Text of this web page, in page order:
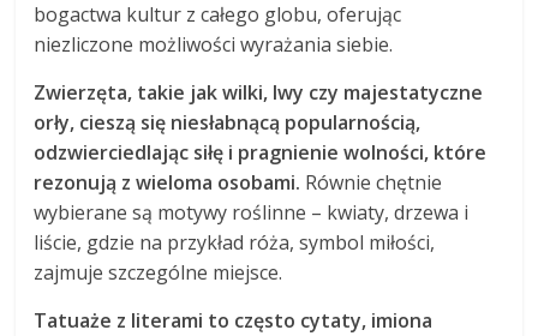
bogactwa kultur z całego globu, oferując
niezliczone możliwości wyrażania siebie.
Zwierzęta, takie jak wilki, lwy czy majestatyczne
orły, cieszą się niesłabnącą popularnością,
odzwierciedlając siłę i pragnienie wolności, które
rezonują z wieloma osobami. Równie chętnie
wybierane są motywy roślinne – kwiaty, drzewa i
liście, gdzie na przykład róża, symbol miłości,
zajmuje szczególne miejsce.
Tatuaże z literami to często cytaty, imiona